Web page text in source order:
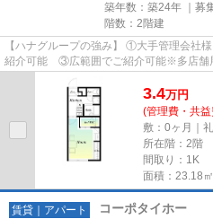
築年数：築24年 ｜募
階数：2階建
【ハナグループの強み】 ①大手管理会
紹介可能 ③広範囲でご紹介可能※多店
3.4万円
(管理費・共
敷：0ヶ月｜
所在階：2階
間取り：1K
面積：23.18㎡
賃貸｜アパート コーポタイホー